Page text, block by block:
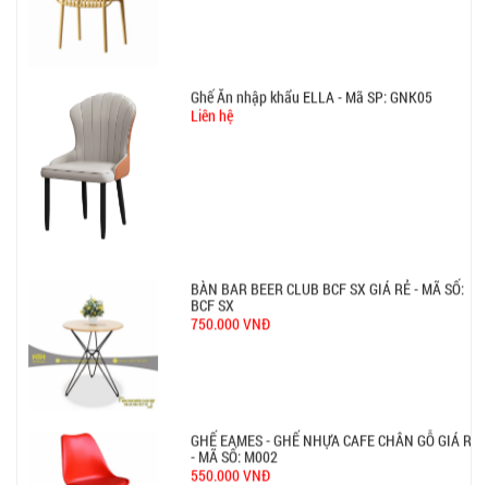
GHẾ EAMES - GHẾ NHỰA CAFE CHÂN GỖ GIÁ RẺ
- MÃ SỐ: M002
550.000 VNĐ
GHẾ XẾP GẤP GIÁ RẺ - MÃ SỐ: X001
380.000 VNĐ